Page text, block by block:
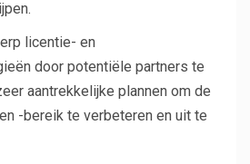
licentie- en
door potentiële partners te
aantrekkelijke plannen om de
-bereik te verbeteren en uit te